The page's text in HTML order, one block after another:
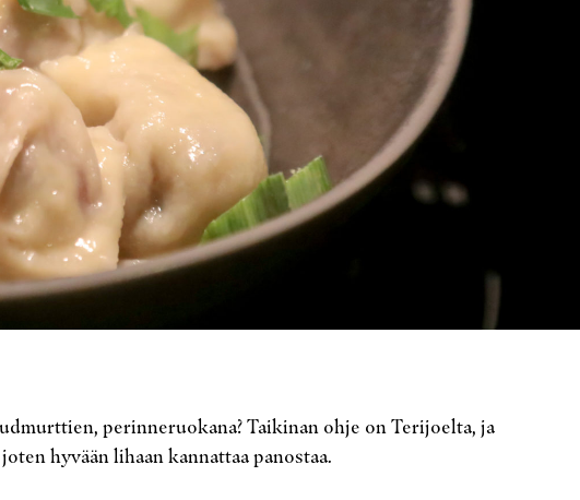
perinneruokana? Taikinan ohje on Terijoelta, ja
hyvään lihaan kannattaa panostaa.